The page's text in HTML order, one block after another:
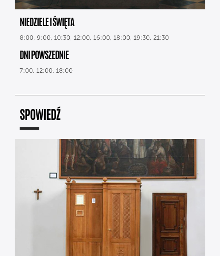
NIEDZIELE I ŚWIĘTA
8:00, 9:00, 10:30, 12:00, 16:00, 18:00, 19:30, 21:30
DNI POWSZEDNIE
7:00, 12:00, 18:00
SPOWIEDŹ